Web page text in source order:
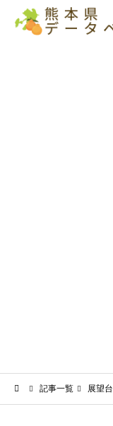
記事一覧 展望台